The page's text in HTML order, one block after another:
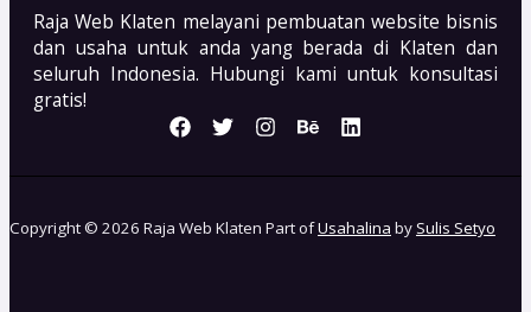
Raja Web Klaten melayani pembuatan website bisnis
dan usaha untuk anda yang berada di Klaten dan
seluruh Indonesia. Hubungi kami untuk konsultasi
gratis!
Copyright © 2026 Raja Web Klaten Part ofUsahalina bySulis Setyo